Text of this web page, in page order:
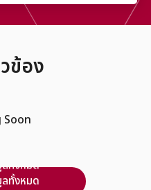
ข้อง
Soon
ทั้งหมด
ทั้งหมด